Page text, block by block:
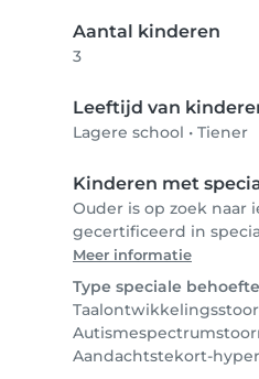
Aantal kinderen
3
Leeftijd van
Lagere school • Tiener
Kinderen met
Ouder is op zoek naar
gecertificeerd in
Meer informatie
Type speciale
Aandachtstekort-